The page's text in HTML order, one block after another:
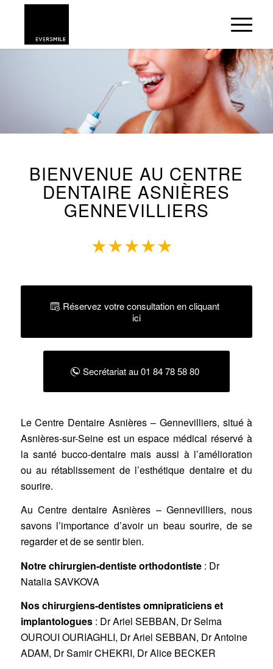
BIENVENUE AU CENTRE
DENTAIRE ASNIÈRES
GENNEVILLIERS
★★★★★
Réservez votre consultation en cliquant
ici
Secrétariat au 01 84 78 58 80
LeCentre Dentaire Asnières – Gennevilliers, situé à
Asnières-sur-Seine est un espace médical réservé à
la santé bucco-dentaire mais aussi à l’amélioration
ou au rétablissement de l’esthétique dentaire et du
sourire.
Au Centre dentaire Asnières – Gennevilliers, nous
savons l’importance d’avoir un beau sourire, de se
regarder et de se sentir bien.
Notre chirurgien-dentiste orthodontiste: Dr
Natalia SAVKOVA
Nos chirurgiens-dentistes omnipraticiens et
implantologues: Dr Ariel SEBBAN, Dr Selma
OUROUI OURIAGHLI, Dr Ariel SEBBAN, Dr Antoine
ADAM, Dr Samir CHEKRI, Dr Alice BECKER